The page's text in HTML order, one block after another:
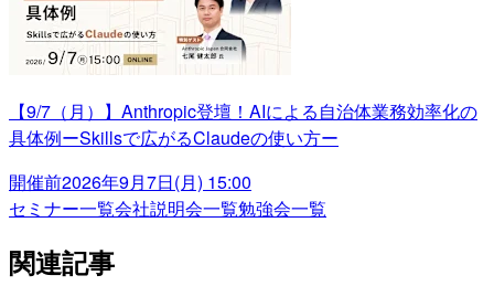
【9/7（月）】Anthropic登壇！AIによる自治体業務効率化の
具体例ーSkillsで広がるClaudeの使い方ー
開催前2026年9月7日(月) 15:00
セミナー一覧会社説明会一覧勉強会一覧
関連記事